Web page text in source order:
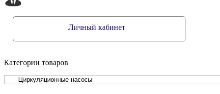
Личный кабинет
Категории товаров